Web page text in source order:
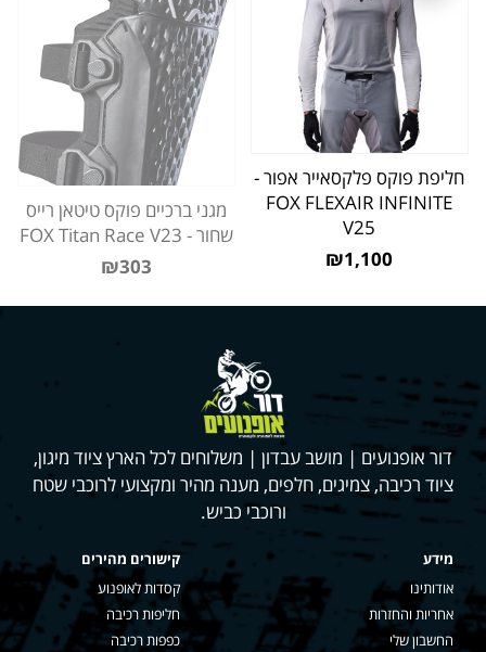
חליפת פוקס פלקסאייר אפור -
FOX FLEXAIR INFINITE
V25
₪1,100
מגני ברכיים פוקס טיטאן רייס
שחור - FOX Titan Race V23
₪303
דור אופנועים | מושב עבדון | משלוחים לכל הארץ ציוד מיגון,
ציוד רכיבה, צמיגים, חלפים, מענה מהיר ומקצועי לרוכבי שטח
ורוכבי כביש.
מידע
אודותינו
אחריות והחזרות
החשבון שלי
קישורים מהירים
קסדות לאופנוע
חליפות רכיבה
כפפות רכיבה